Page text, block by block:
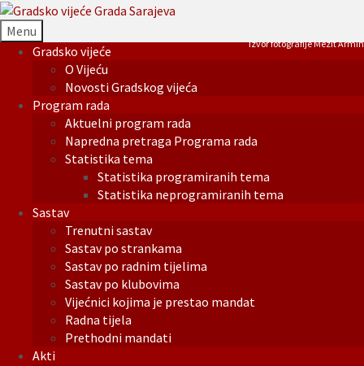
Menu
Gradsko vijeće
O Vijeću
Novosti Gradskog vijeća
Program rada
Aktuelni program rada
Napredna pretraga Programa rada
Statistika tema
Statistika programiranih tema
Statistika neprogramiranih tema
Sastav
Trenutni sastav
Sastav po strankama
Sastav po radnim tijelima
Sastav po klubovima
Vijećnici kojima je prestao mandat
Radna tijela
Prethodni mandati
Akti
Izvor fotografije Mezit Armin